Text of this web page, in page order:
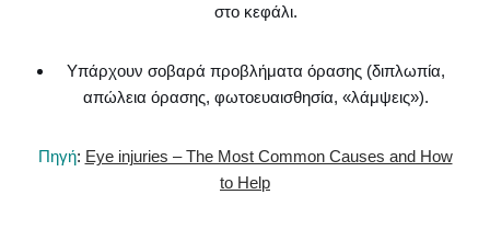
στο κεφάλι.
Υπάρχουν σοβαρά προβλήματα όρασης (διπλωπία,
απώλεια όρασης, φωτοευαισθησία, «λάμψεις»).
Πηγή: Eye injuries – The Most Common Causes and How
to Help